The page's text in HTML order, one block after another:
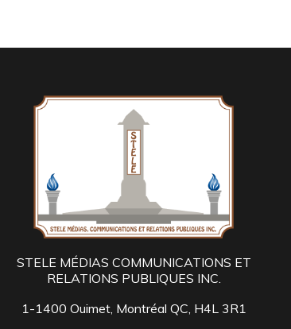
STELE MÉDIAS COMMUNICATIONS ET
RELATIONS PUBLIQUES INC.
1-1400 Ouimet, Montréal QC, H4L 3R1